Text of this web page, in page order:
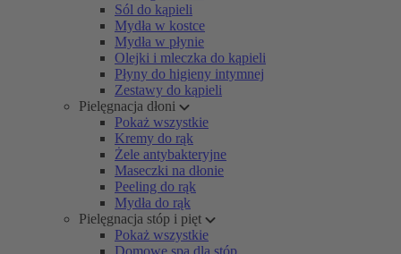
Sól do kąpieli
Mydła w kostce
Mydła w płynie
Olejki i mleczka do kąpieli
Płyny do higieny intymnej
Zestawy do kąpieli
Pielęgnacja dłoni
Pokaż wszystkie
Kremy do rąk
Żele antybakteryjne
Maseczki na dłonie
Peeling do rąk
Mydła do rąk
Pielęgnacja stóp i pięt
Pokaż wszystkie
Domowe spa dla stóp